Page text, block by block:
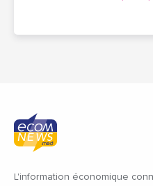
L'information économique